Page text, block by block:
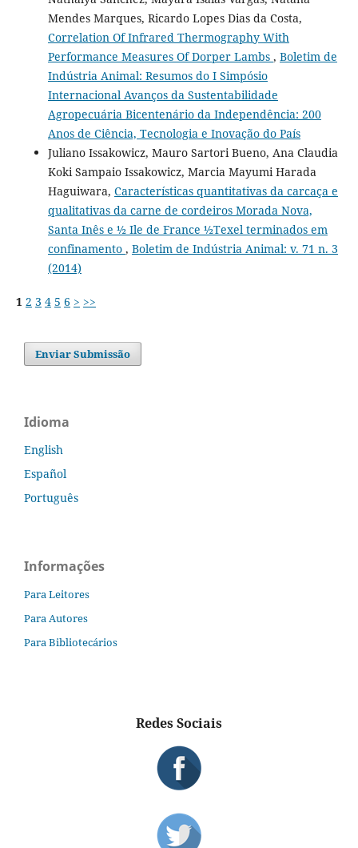
Mendes Marques, Ricardo Lopes Dias da Costa,
Correlation Of Infrared Thermography With
Performance Measures Of Dorper Lambs , Boletim de
Indústria Animal: Resumos do I Simpósio
Internacional Avanços da Sustentabilidade
Agropecuária Bicentenário da Independência: 200
Anos de Ciência, Tecnologia e Inovação do País
Juliano Issakowicz, Mauro Sartori Bueno, Ana Claudia
Koki Sampaio Issakowicz, Marcia Mayumi Harada
Haguiwara, Características quantitativas da carcaça e
qualitativas da carne de cordeiros Morada Nova,
Santa Inês e ½ Ile de France ½Texel terminados em
confinamento , Boletim de Indústria Animal: v. 71 n. 3
(2014)
1 2 3 4 5 6 > >>
Enviar Submissão
Idioma
English
Español
Português
Informações
Para Leitores
Para Autores
Para Bibliotecários
Redes Sociais